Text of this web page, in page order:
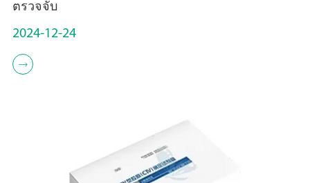
ตรวจจับ
2024-12-24
